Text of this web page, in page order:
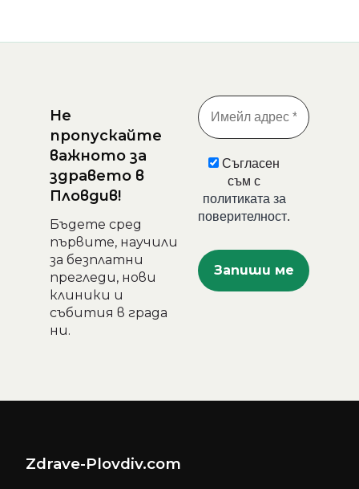
Не
пропускайте
важното за
здравето в
Пловдив!
Бъдете сред
първите, научили
за безплатни
прегледи, нови
клиники и
събития в града
ни.
Съгласен
съм с
политиката за
поверителност.
Zdrave-Plovdiv.com